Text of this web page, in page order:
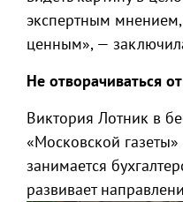
экспертным
ценным», —
Не отворачиваться
Виктория Лотник в
«Московской газеты»
занимается
развивает